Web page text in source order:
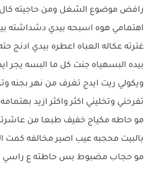
رافض موضوع الشغل ومن حاجيته
اهتمامي هوه اسبحه بيدي دشداشته
غترته عكاله العباه اعطره بيدي ادنج
بيده البسهياه جنت كل ما البسه يجر
ويكولي ريت ايدج تغرف من نهر بجنه
تفرحني وتخليني اكثر واكثر ازيد
مو حاطه مكياج خفيف طبعا من
بالبيت محجبه عيب اصير مخالفه
مو حجاب مضبوط بس حاطته ع راسي